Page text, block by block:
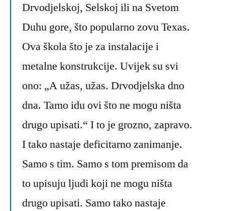
Drvodjelskoj, Selskoj ili na Svetom
Duhu gore, što popularno zovu Texas.
Ova škola što je za instalacije i
metalne konstrukcije. Uvijek su svi
ono: „A užas, užas. Drvodjelska dno
dna. Tamo idu ovi što ne mogu ništa
drugo upisati.“ I to je grozno, zapravo.
I tako nastaje deficitarno zanimanje.
Samo s tim. Samo s tom premisom da
to upisuju ljudi koji ne mogu ništa
drugo upisati. Samo tako nastaje